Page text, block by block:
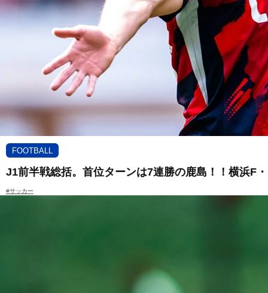
FOOTBALL
J1前半戦総括。首位ターンは7連勝の鹿島！！横浜F
#サッカー